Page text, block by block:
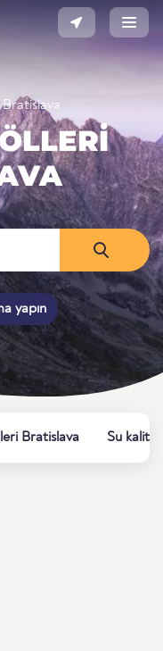
Bratislava
yapın
Bratislava Su